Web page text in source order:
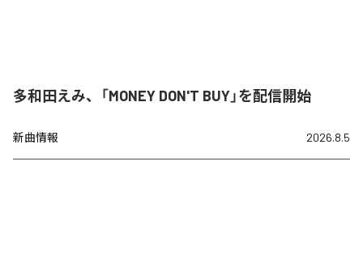
多和田えみ、「MONEY DON'T BUY」を配信開始
新曲情報 2026.8.5